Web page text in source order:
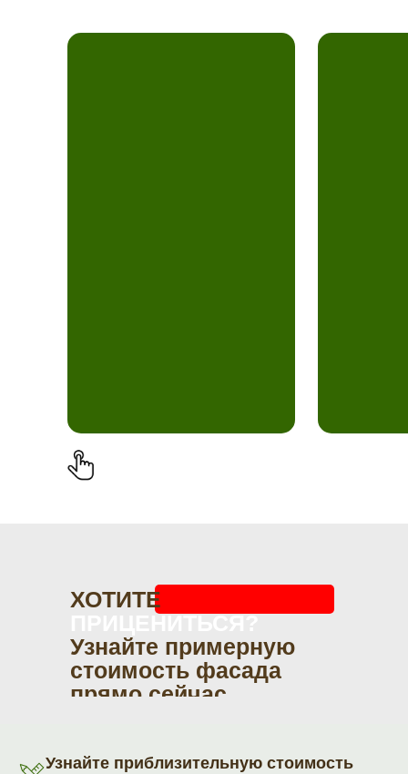
ХОТИТЕ
Узнайте примерную
стоимость фасада
прямо сейчас
Узнайте приблизительную стоимость